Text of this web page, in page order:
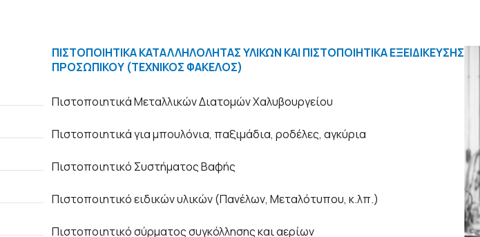
ΠΙΣΤΟΠΟΙΗΤΙΚΑ ΚΑΤΑΛΛΗΛΟΛΗΤΑΣ ΥΛΙΚΩΝ ΚΑΙ ΠΙΣΤΟΠΟΙΗΤΙΚΑ ΕΞΕΙΔΙΚΕΥΣΗΣ
ΠΡΟΣΩΠΙΚΟΥ (ΤΕΧΝΙΚΟΣ ΦΑΚΕΛΟΣ)
Πιστοποιητικά Μεταλλικών Διατομών Χαλυβουργείου
Πιστοποιητικά για μπουλόνια, παξιμάδια, ροδέλες, αγκύρια
Πιστοποιητικό Συστήματος Βαφής
Πιστοποιητικό ειδικών υλικών (Πανέλων, Μεταλότυπου, κ.λπ.)
Πιστοποιητικό σύρματος συγκόλλησης και αερίων